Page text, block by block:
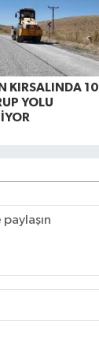
KIRSALINDA 10
YOLU